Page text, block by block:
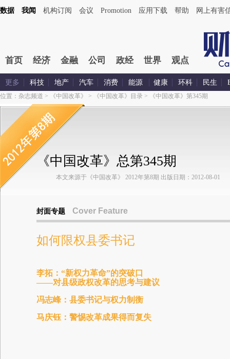
数据 我闻 机构订阅 会议 Promotion 应用下载 帮助 网上有害
首页 经济 金融 公司 政经 世界 观点
更多 科技 地产 汽车 消费 能源 健康 环科 民生
位置： 杂志频道 > 《中国改革》 > 《中国改革》目录 > 《中国改革》第345期
《中国改革》总第345期
本文来源于《中国改革》 2012年第8期 出版日期：2012-08-01
封面专题 Cover Feature
如何限权县委书记
李拓：“新权力革命”的突破口
——对县级政权改革的思考与建议
冯志峰：县委书记与权力制衡
马庆钰：警惕改革成果得而复失